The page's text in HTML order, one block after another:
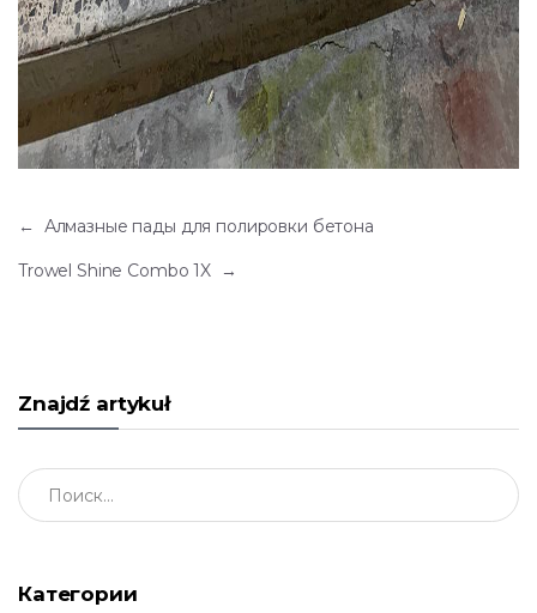
← Алмазные пады для полировки бетона
Trowel Shine Combo 1X →
Znajdź artykuł
Znajdź artykuł
Категории